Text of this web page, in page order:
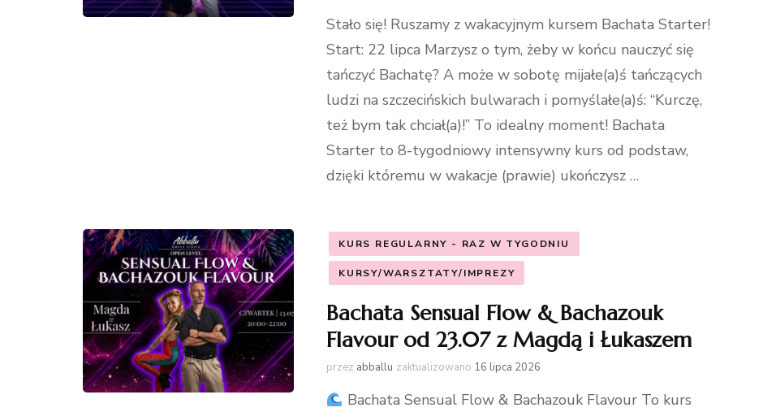
Stało się! Ruszamy z wakacyjnym kursem Bachata Starter!
Start: 22 lipca Marzysz o tym, żeby w końcu nauczyć się
tańczyć Bachatę? A może w sobotę mijałe(a)ś tańczących
ludzi na szczecińskich bulwarach i pomyślałe(a)ś: “Kurczę,
też bym tak chciał(a)!” To idealny moment! Bachata
Starter to 8-tygodniowy intensywny kurs od podstaw,
dzięki któremu w wakacje (prawie) ukończysz …
KURS REGULARNY - RAZ W TYGODNIU
KURSY/WARSZTATY/IMPREZY
Bachata Sensual Flow & Bachazouk
Flavour od 23.07 z Magdą i Łukaszem
przez abballu zaktualizowano 16 lipca 2026
Bachata Sensual Flow & Bachazouk Flavour To kurs